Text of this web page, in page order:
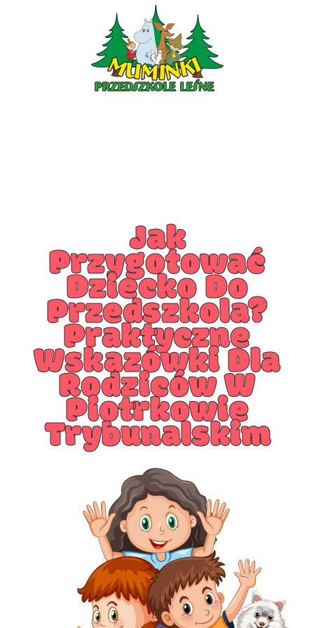
PRZEDSZKOLE PIOTRKÓW
PRZEDSZKOLE KLESZCZÓW
Jak
Przygotować
Dziecko Do
Przedszkola?
Praktyczne
Wskazówki Dla
Rodziców W
Piotrkowie
Trybunalskim